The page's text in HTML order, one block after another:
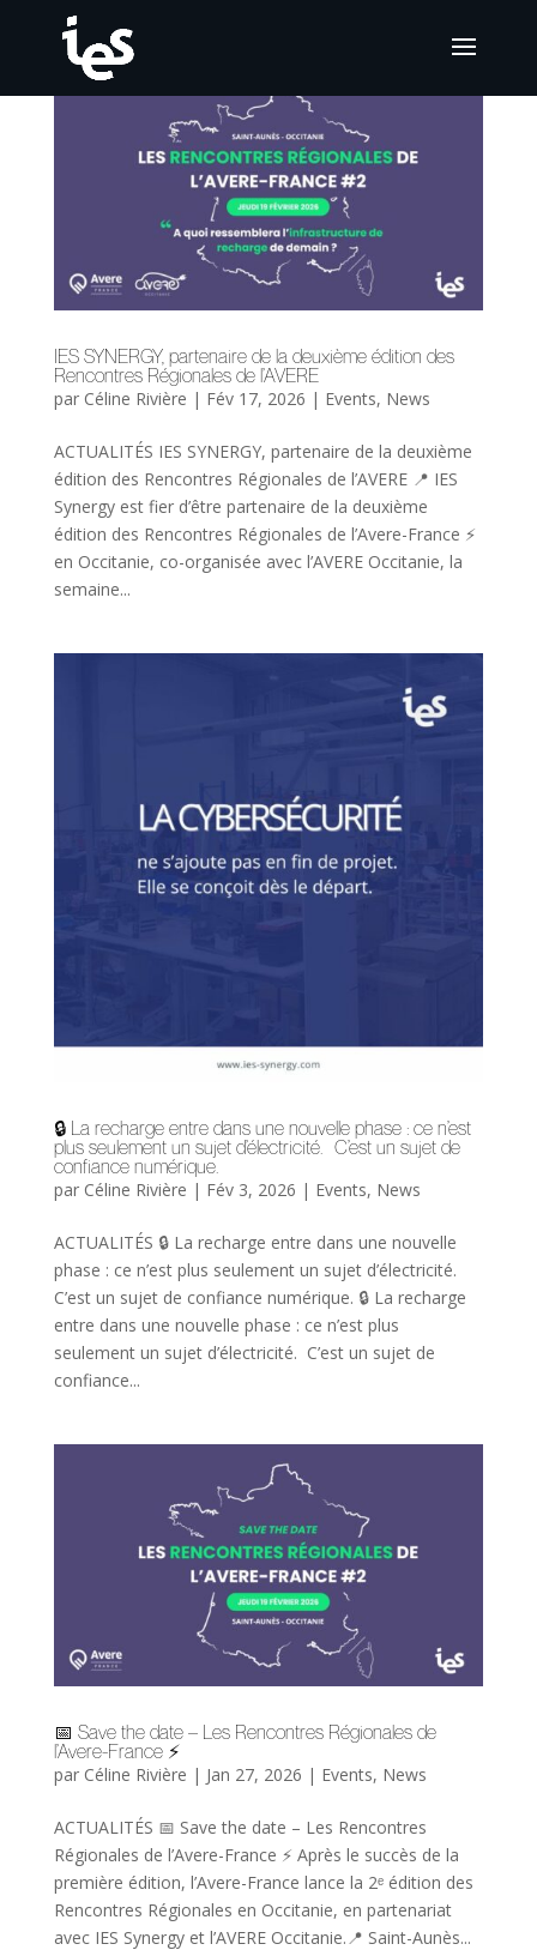
IES SYNERGY, partenaire de la deuxième édition des
Rencontres Régionales de l’AVERE
par Céline Rivière | Fév 17, 2026 | Events, News
ACTUALITÉS IES SYNERGY, partenaire de la deuxième
édition des Rencontres Régionales de l’AVERE 📍 IES
Synergy est fier d’être partenaire de la deuxième
édition des Rencontres Régionales de l’Avere-France ⚡
en Occitanie, co-organisée avec l’AVERE Occitanie, la
semaine...
🔒 La recharge entre dans une nouvelle phase : ce n’est
plus seulement un sujet d’électricité. C’est un sujet de
confiance numérique.
par Céline Rivière | Fév 3, 2026 | Events, News
ACTUALITÉS 🔒 La recharge entre dans une nouvelle
phase : ce n’est plus seulement un sujet d’électricité.
C’est un sujet de confiance numérique. 🔒 La recharge
entre dans une nouvelle phase : ce n’est plus
seulement un sujet d’électricité. C’est un sujet de
confiance...
📅 Save the date – Les Rencontres Régionales de
l’Avere-France ⚡
par Céline Rivière | Jan 27, 2026 | Events, News
ACTUALITÉS 📅 Save the date – Les Rencontres
Régionales de l’Avere-France ⚡ Après le succès de la
première édition, l’Avere-France lance la 2ᵉ édition des
Rencontres Régionales en Occitanie, en partenariat
avec IES Synergy et l’AVERE Occitanie.📍 Saint-Aunès...